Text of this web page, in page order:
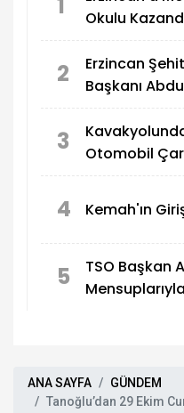
1
Okulu
2
Erzincan
Başkanı
3
Otomobil
4 Kemah'ın
5
TSO Başkan
ANA SAYFA
GÜNDEM
Tanoğlu’dan 29 Ekim